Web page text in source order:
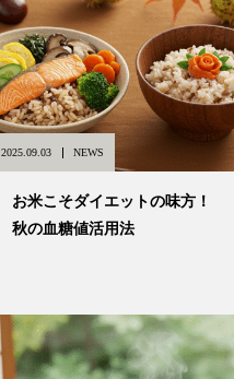
2025.09.03 NEWS
お米こそダイエットの味方！
秋の血糖値活用法